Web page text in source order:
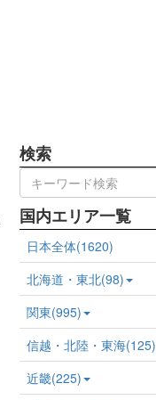
検索
国内エリア一覧
日本全体(1620)
北海道・東北(98)
関東(995)
信越・北陸・東海(125)
近畿(225)